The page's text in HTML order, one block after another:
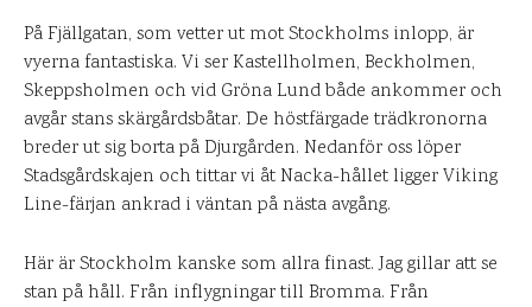
På Fjällgatan, som vetter ut mot Stockholms inlopp, är
vyerna fantastiska. Vi ser Kastellholmen, Beckholmen,
Skeppsholmen och vid Gröna Lund både ankommer och
avgår stans skärgårdsbåtar. De höstfärgade trädkronorna
breder ut sig borta på Djurgården. Nedanför oss löper
Stadsgårdskajen och tittar vi åt Nacka-hållet ligger Viking
Line-färjan ankrad i väntan på nästa avgång.
Här är Stockholm kanske som allra finast. Jag gillar att se
stan på håll. Från inflygningar till Bromma. Från